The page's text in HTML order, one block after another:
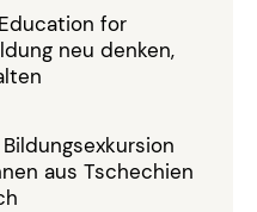
for
neu denken,
aus Tschechien